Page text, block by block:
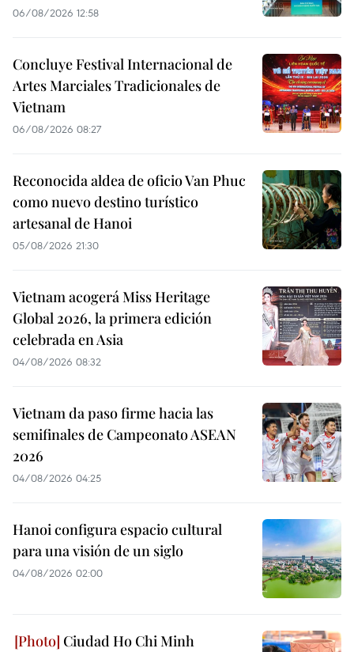
06/08/2026 12:58
Concluye Festival Internacional de
Artes Marciales Tradicionales de
Vietnam
06/08/2026 08:27
Reconocida aldea de oficio Van Phuc
como nuevo destino turístico
artesanal de Hanoi
05/08/2026 21:30
Vietnam acogerá Miss Heritage
Global 2026, la primera edición
celebrada en Asia
04/08/2026 08:32
Vietnam da paso firme hacia las
semifinales de Campeonato ASEAN
2026
04/08/2026 04:25
Hanoi configura espacio cultural
para una visión de un siglo
04/08/2026 02:00
Ciudad Ho Chi Minh